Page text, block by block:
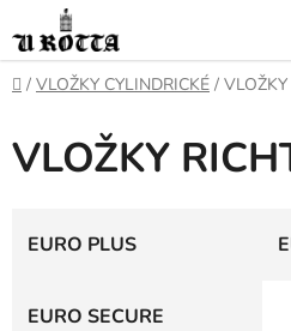
na
obsah
DOMŮ
/ VLOŽKY CYLINDRICKÉ /
VLOŽKY
EURO PLUS
EURO SECURE